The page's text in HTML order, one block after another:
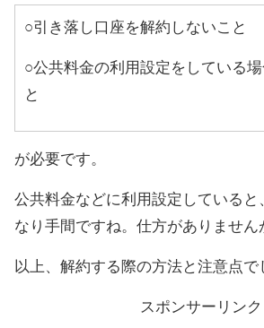
○引き落し口座を解約しないこと
○公共料金の利用設定をしている
と
が必要です。
公共料金などに利用設定している
なり手間ですね。仕方がありません
以上、解約する際の方法と注意点で
スポンサーリンク